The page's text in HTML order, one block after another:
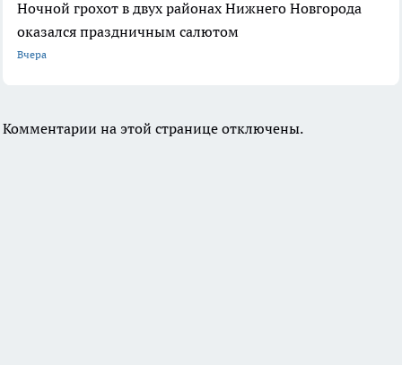
Ночной грохот в двух районах Нижнего Новгорода
оказался праздничным салютом
Вчера
Комментарии на этой странице отключены.